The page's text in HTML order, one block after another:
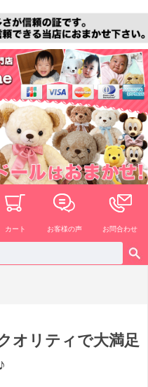
カート お客様の声 お問合わせ
オリティで大満足
ジト
ップ
へ